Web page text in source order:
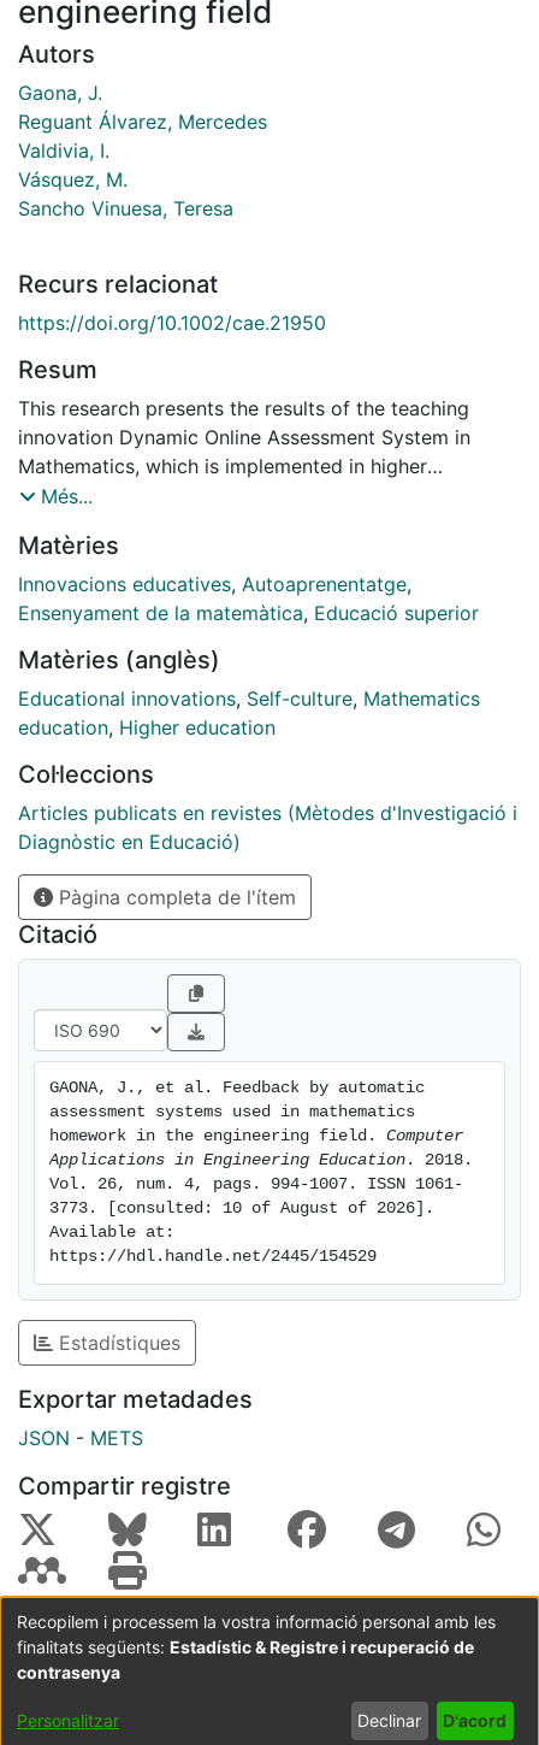
engineering field
Autors
Gaona, J.
Reguant Álvarez, Mercedes
Valdivia, I.
Vásquez, M.
Sancho Vinuesa, Teresa
Recurs relacionat
https://doi.org/10.1002/cae.21950
Resum
This research presents the results of the teaching
innovation Dynamic Online Assessment System in
Mathematics, which is implemented in higher
education to promote self‐study by students outside
into the Moodle platform to create questions with
random elements, for example, students had access to
different variants of the same question. The effect of
work of the students on the platform, measured by
means of participation, time spent, and grades
obtained, was evaluated. We used a quasi‐
students, distributed in 229 courses on four campuses
that learn Mathematics I in engineering programs.
Immediate feedback exhibits better work of students
on the platform, but this work is not necessarily more
efficient in comparison with the work performed by
students using assessments online assessment with
deferred feedback.
Més...
Matèries
Innovacions educatives, Autoaprenentatge,
Ensenyament de la matemàtica, Educació superior
Matèries (anglès)
Educational innovations, Self-culture, Mathematics
education, Higher education
Col·leccions
Articles publicats en revistes (Mètodes d'Investigació i
Diagnòstic en Educació)
Pàgina completa de l'ítem
Citació
GAONA, J., et al. Feedback by automatic
assessment systems used in mathematics
homework in the engineering field. Computer
Applications in Engineering Education . 2018.
Vol. 26, num. 4, pags. 994-1007. ISSN 1061-
3773. [consulted: 10 of August of 2026].
Available at:
https://hdl.handle.net/2445/154529
Estadístiques
Exportar metadades
JSON - METS
Compartir registre
Coordinació:CRAI UB Avís legal
Metadades
subjectes a:
Configuració
de cookies
privadesa
Recopilem i processem la vostra informació personal amb les
finalitats següents: Estadístic & Registre i recuperació de
contrasenya
Personalitzar Declinar D'acord